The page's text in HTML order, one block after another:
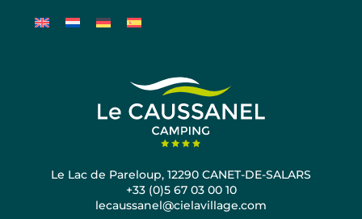
Le Lac de Pareloup, 12290 CANET-DE-SALARS
+33 (0)5 67 03 00 10
lecaussanel@cielavillage.com